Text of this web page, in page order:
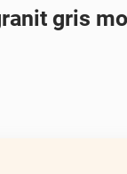
gris